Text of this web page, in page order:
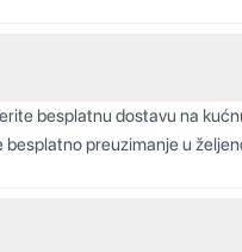
besplatnu dostavu na
preuzimanje u